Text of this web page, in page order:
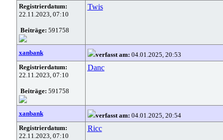
Registrierdatum:
22.11.2023, 07:10
Beiträge: 591758
Twis
xanbank verfasst am: 04.01.2025, 20:53
Registrierdatum:
22.11.2023, 07:10
Beiträge: 591758
Danc
xanbank verfasst am: 04.01.2025, 20:54
Registrierdatum:
22.11.2023, 07:10
Ricc